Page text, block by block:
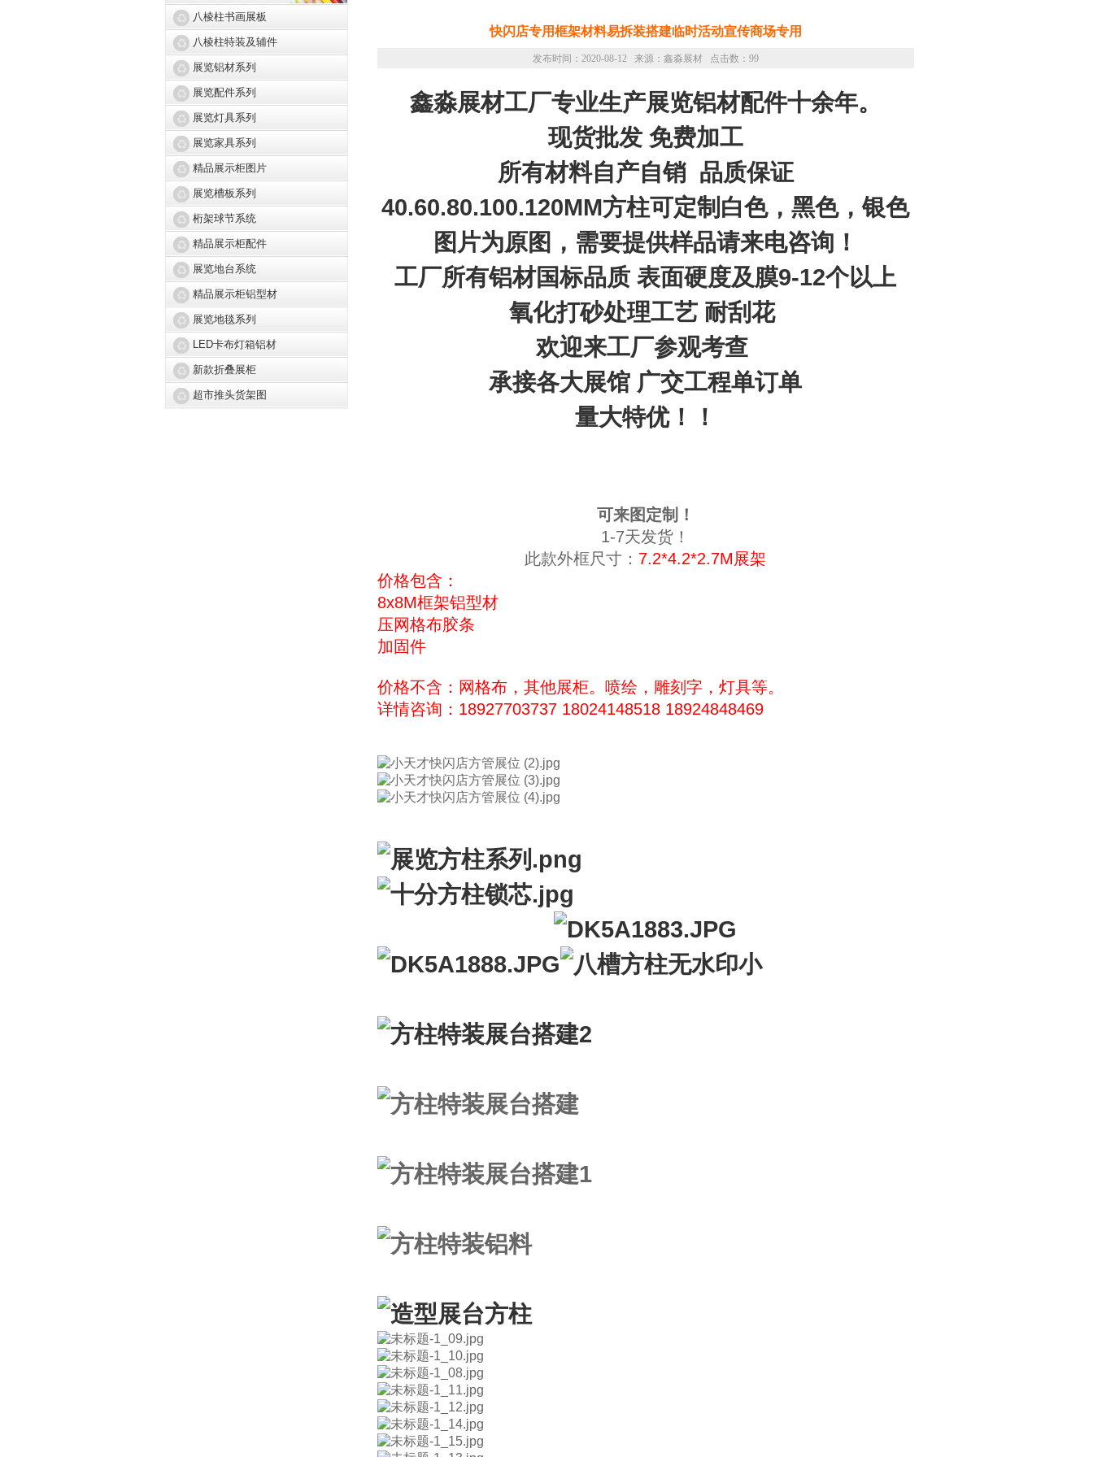
八棱柱书画展板
八棱柱特装及辅件
展览铝材系列
展览配件系列
展览灯具系列
展览家具系列
精品展示柜图片
展览槽板系列
桁架球节系统
精品展示柜配件
展览地台系统
精品展示柜铝型材
展览地毯系列
LED卡布灯箱铝材
新款折叠展柜
超市推头货架图
快闪店专用框架材料易拆装搭建临时活动宣传商场专用
发布时间：2020-08-12 来源：鑫淼展材 点击数：99
鑫淼展材工厂专业生产展览铝材配件十余年。
现货批发 免费加工
所有材料自产自销 品质保证
40.60.80.100.120MM方柱可定制白色，黑色，银色
图片为原图，需要提供样品请来电咨询！
工厂所有铝材国标品质 表面硬度及膜9-12个以上
氧化打砂处理工艺 耐刮花
欢迎来工厂参观考查
承接各大展馆 广交工程单订单
量大特优！！
可来图定制！
1-7天发货！
此款外框尺寸： 7.2*4.2*2.7M展架
价格包含：
8x8M框架铝型材
压网格布胶条
加固件
价格不含：网格布，其他展柜。喷绘，雕刻字，灯具等。
详情咨询：18927703737 18024148518 18924848469